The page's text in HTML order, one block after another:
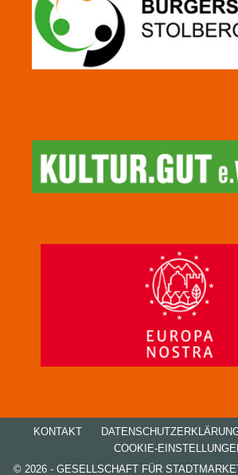
KONTAKT
COOKIE-
© 2026 - GESELLSCHAFT FÜR